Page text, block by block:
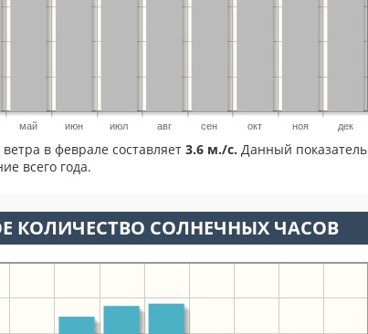
май июн июл авг сен окт ноя дек
в феврале составляет 3.6 м./с. Данный показатель
всего года.
КОЛИЧЕСТВО СОЛНЕЧНЫХ ЧАСОВ